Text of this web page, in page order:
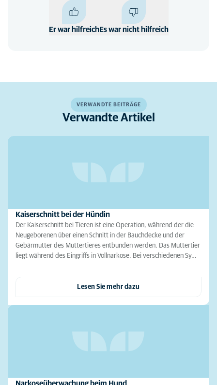
Er war hilfreichEs war nicht hilfreich
VERWANDTE BEITRÄGE
Verwandte Artikel
Kaiserschnitt bei der Hündin
Der Kaiserschnitt bei Tieren ist eine Operation, während der die
Neugeborenen über einen Schnitt in der Bauchdecke und der
Gebärmutter des Muttertieres entbunden werden. Das Muttertier
liegt während des Eingriffs in Vollnarkose. Bei verschiedenen Sy…
Lesen Sie mehr dazu